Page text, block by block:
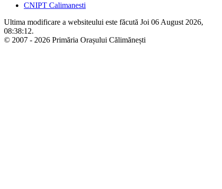
CNIPT Calimanesti
Ultima modificare a websiteului este făcută Joi 06 August 2026,
08:38:12.
© 2007 - 2026 Primăria Orașului Călimănești